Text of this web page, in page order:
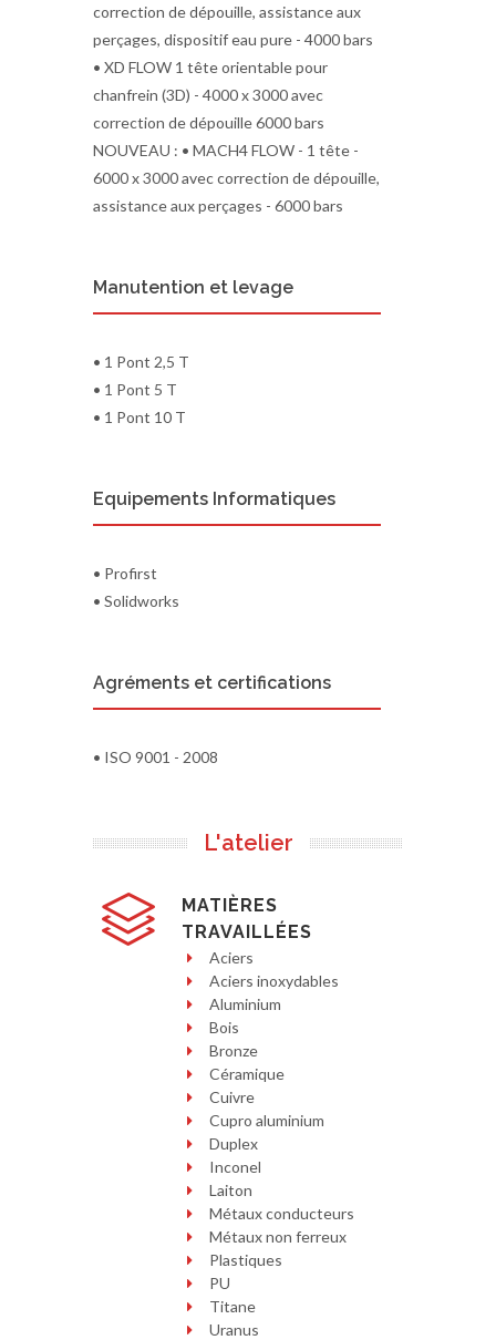
correction de dépouille, assistance aux
perçages, dispositif eau pure - 4000 bars
• XD FLOW 1 tête orientable pour
chanfrein (3D) - 4000 x 3000 avec
correction de dépouille 6000 bars
NOUVEAU : • MACH4 FLOW - 1 tête -
6000 x 3000 avec correction de dépouille,
assistance aux perçages - 6000 bars
Manutention et levage
• 1 Pont 2,5 T
• 1 Pont 5 T
• 1 Pont 10 T
Equipements Informatiques
• Profirst
• Solidworks
Agréments et certifications
• ISO 9001 - 2008
L'atelier
MATIÈRES
TRAVAILLÉES
Aciers
Aciers inoxydables
Aluminium
Bois
Bronze
Céramique
Cuivre
Cupro aluminium
Duplex
Inconel
Laiton
Métaux conducteurs
Métaux non ferreux
Plastiques
PU
Titane
Uranus